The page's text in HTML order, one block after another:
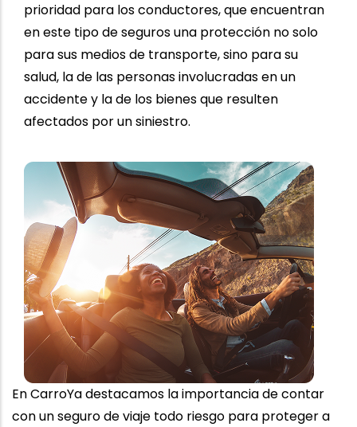
prioridad para los conductores, que encuentran
en este tipo de seguros una protección no solo
para sus medios de transporte, sino para su
salud, la de las personas involucradas en un
accidente y la de los bienes que resulten
afectados por un siniestro.
En CarroYa destacamos la importancia de contar
con un seguro de viaje todo riesgo para proteger a